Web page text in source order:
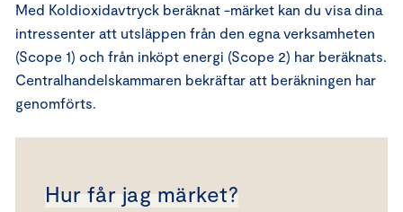
Med Koldioxidavtryck beräknat -märket kan du visa dina
intressenter att utsläppen från den egna verksamheten
(Scope 1) och från inköpt energi (Scope 2) har beräknats.
Centralhandelskammaren bekräftar att beräkningen har
genomförts.
Hur får jag märket?